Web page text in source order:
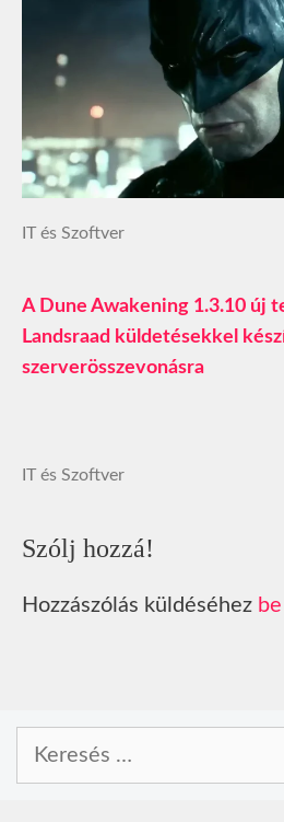
IT és Szoftver
A Dune Awakening 1.3.10 új
Landsraad küldetésekkel
szerverösszevonásra
IT és Szoftver
Szólj hozzá!
Hozzászólás küldéséhez